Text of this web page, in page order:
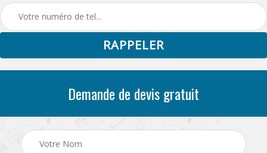
Demande de devis gratuit